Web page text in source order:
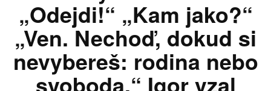
„Odejdi!“ „Kam jako?“
„Ven. Nechoď, dokud si
nevybereš: rodina nebo
svoboda.“ Igor vzal